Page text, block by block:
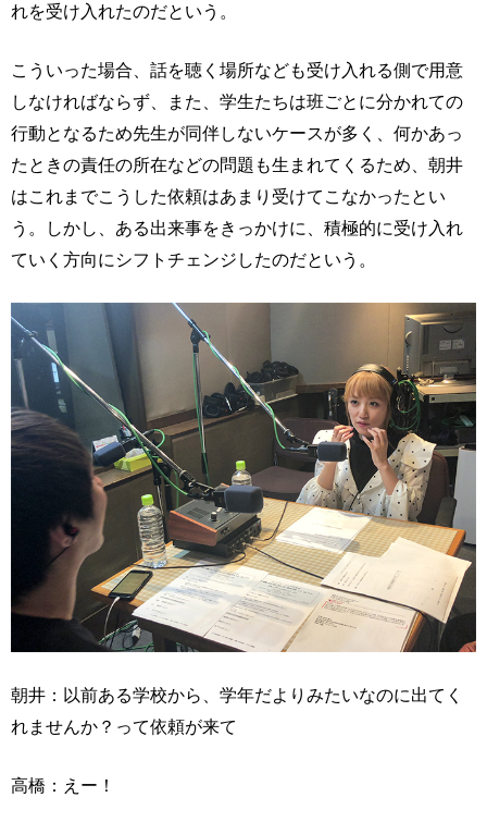
れを受け入れたのだという。
こういった場合、話を聴く場所なども受け入れる側で用意
しなければならず、また、学生たちは班ごとに分かれての
行動となるため先生が同伴しないケースが多く、何かあっ
たときの責任の所在などの問題も生まれてくるため、朝井
はこれまでこうした依頼はあまり受けてこなかったとい
う。しかし、ある出来事をきっかけに、積極的に受け入れ
ていく方向にシフトチェンジしたのだという。
朝井：以前ある学校から、学年だよりみたいなのに出てく
れませんか？って依頼が来て
高橋：えー！